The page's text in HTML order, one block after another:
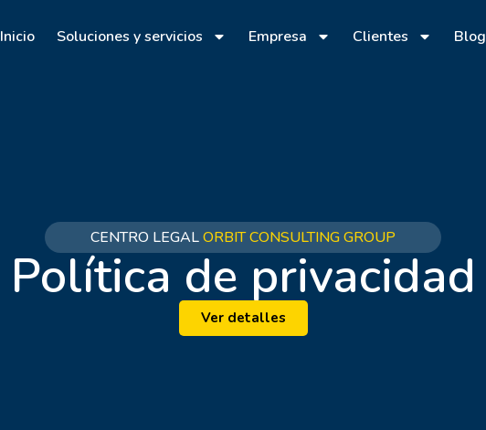
Inicio Soluciones y servicios Empresa Clientes Blog
CENTRO LEGALORBIT CONSULTING GROUP
Política de privacidad
Ver detalles